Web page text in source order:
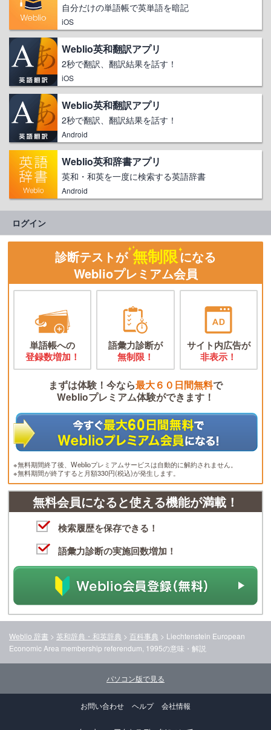
自分だけの単語帳で英単語を暗記
iOS
Weblio英和翻訳アプリ
2秒で翻訳、翻訳結果を話す！
iOS
Weblio英和翻訳アプリ
2秒で翻訳、翻訳結果を話す！
Android
Weblio英和辞書アプリ
英和・和英を一度に検索する英語辞書
Android
ログイン
診断テストが 無制限になる
Weblioプレミアム会員
単語帳への
登録数増加！
語彙力診断が
無制限！
サイト内広告が
非表示！
まずは体験！今なら最大６０日間無料で
Weblioプレミアム体験ができます！
※無料期間終了後、Weblioプレミアムサービスは自動的に解約されません。
※無料期間が終了すると月額330円(税込)が発生します。
無料会員になると使える機能が満載！
検索履歴を保存できる！
語彙力診断の実施回数増加！
Weblio 辞書 > 英和辞典・和英辞典 > 百科事典 > Liechtenstein European
Economic Area membership referendum, 1995の意味・解説
パソコン版で見る
お問い合わせ ヘルプ 会社情報